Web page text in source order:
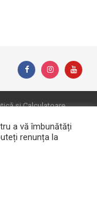
și Calculatoare
a vă îmbunătăți
renunța la